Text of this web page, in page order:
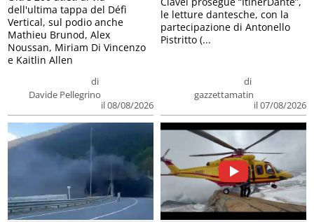
di
Davide Pellegrino
il 08/08/2026
dell'ultima tappa del Défì
Vertical, sul podio anche
Mathieu Brunod, Alex
Noussan, Miriam Di Vincenzo
e Kaitlin Allen
di
gazzettamatin
il 07/08/2026
le letture dantesche, con la
partecipazione di Antonello
Pistritto (...